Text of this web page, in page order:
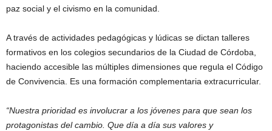
paz social y el civismo en la comunidad.
A través de actividades pedagógicas y lúdicas se dictan talleres
formativos en los colegios secundarios de la Ciudad de Córdoba,
haciendo accesible las múltiples dimensiones que regula el Código
de Convivencia. Es una formación complementaria extracurricular.
“Nuestra prioridad es involucrar a los jóvenes para que sean los
protagonistas del cambio. Que día a día sus valores y